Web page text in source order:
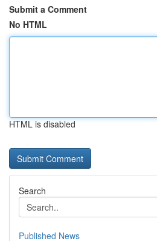
Submit a Comment
No HTML
HTML is disabled
Search
Published News